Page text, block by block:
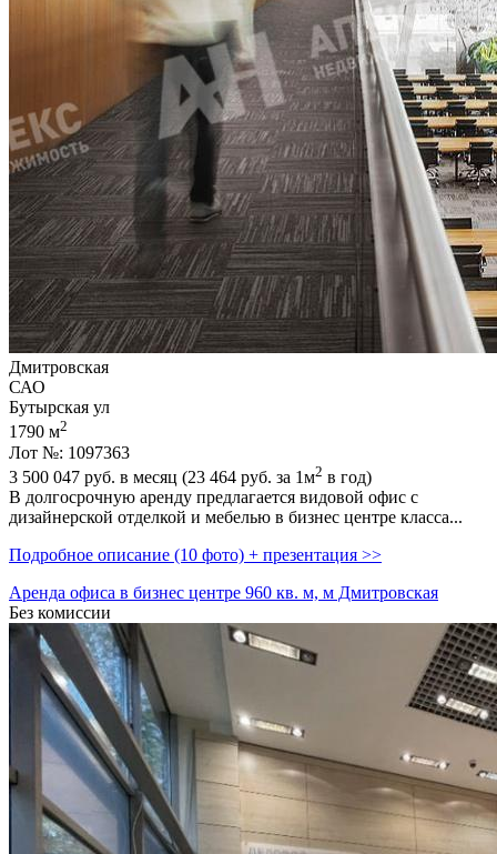
Дмитровская
САО
Бутырская ул
1790 м2
Лот №: 1097363
3 500 047 руб. в месяц (23 464 руб. за 1м2 в год)
В долгосрочную аренду предлагается видовой офис с
дизайнерской отделкой и мебелью в бизнес центре класса...
Подробное описание (10 фото) + презентация >>
Аренда офиса в бизнес центре 960 кв. м, м Дмитровская
Без комиссии